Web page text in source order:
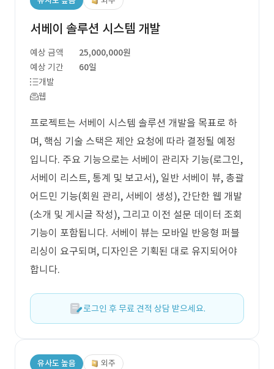
서베이 솔루션 시스템 개발
예상 금액
25,000,000원
예상 기간
60일
개발
웹
프로젝트는 서베이 시스템 솔루션 개발을 목표로 하
며, 핵심 기술 스택은 제안 요청에 따라 결정될 예정
입니다. 주요 기능으로는 서베이 관리자 기능(로그인,
서베이 리스트, 통계 및 보고서), 일반 서베이 뷰, 총괄
어드민 기능(회원 관리, 서베이 생성), 간단한 웹 개발
(소개 및 게시글 작성), 그리고 이전 설문 데이터 조회
기능이 포함됩니다. 서베이 뷰는 모바일 반응형 퍼블
리싱이 요구되며, 디자인은 기획된 대로 유지되어야
합니다.
로그인 후 무료 견적 상담 받으세요.
유사도 높음 외주